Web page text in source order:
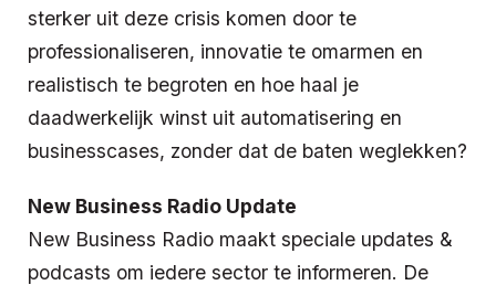
sterker uit deze crisis komen door te
professionaliseren, innovatie te omarmen en
realistisch te begroten en hoe haal je
daadwerkelijk winst uit automatisering en
businesscases, zonder dat de baten weglekken?
New Business Radio Update
New Business Radio maakt speciale updates &
podcasts om iedere sector te informeren. De